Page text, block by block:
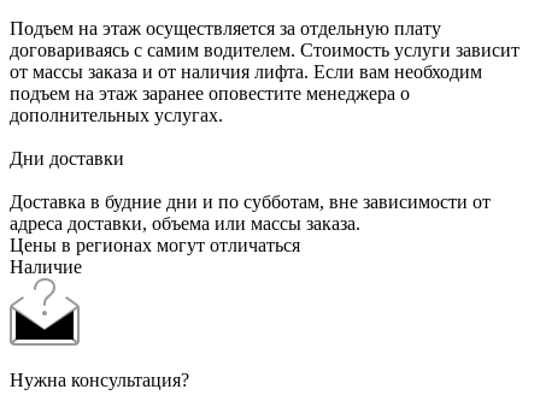
Подъем на этаж осуществляется за отдельную плату
договариваясь с самим водителем. Стоимость услуги зависит
от массы заказа и от наличия лифта. Если вам необходим
подъем на этаж заранее оповестите менеджера о
дополнительных услугах.
Дни доставки
Доставка в будние дни и по субботам, вне зависимости от
адреса доставки, объема или массы заказа.
Цены в регионах могут отличаться
Наличие
Нужна консультация?